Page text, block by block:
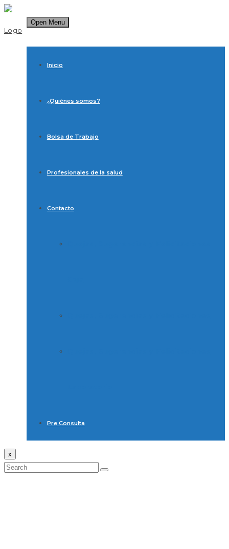
Open Menu
Inicio
¿Quiénes somos?
Bolsa de Trabajo
Profesionales de la salud
Contacto
Pre Consulta
x